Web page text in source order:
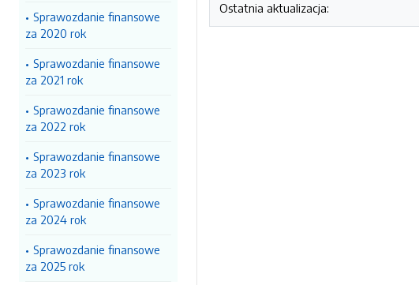
Sprawozdanie finansowe
za 2020 rok
Sprawozdanie finansowe
za 2021 rok
Sprawozdanie finansowe
za 2022 rok
Sprawozdanie finansowe
za 2023 rok
Sprawozdanie finansowe
za 2024 rok
Sprawozdanie finansowe
za 2025 rok
Ostatnia aktualizacja: